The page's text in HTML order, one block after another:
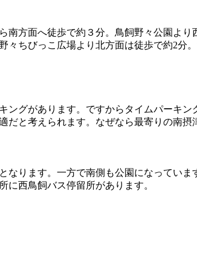
方面へ徒歩で約３分。鳥飼野々公園よ
ちびっこ広場より北方面は徒歩で約2分
グがあります。ですからタイムパーキ
と考えられます。なぜなら最寄りの南摂
ります。一方で南側も公園になってい
西鳥飼バス停留所があります。